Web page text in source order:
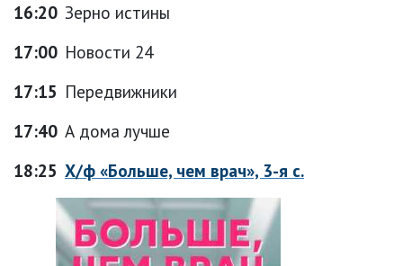
16:20 Зерно истины
17:00 Новости 24
17:15 Передвижники
17:40 А дома лучше
18:25 Х/ф «Больше, чем врач», 3-я с.